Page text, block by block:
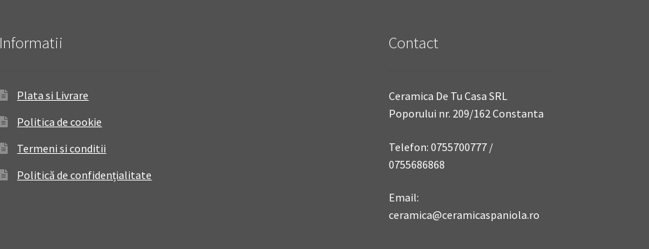
Informatii
Plata si Livrare
Politica de cookie
Termeni si conditii
Politică de confidențialitate
Contact
Ceramica De Tu Casa SRL
Poporului nr. 209/162 Constanta
Telefon: 0755700777 /
0755686868
Email:
ceramica@ceramicaspaniola.ro